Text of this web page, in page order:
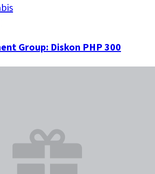
Group: Diskon PHP 300